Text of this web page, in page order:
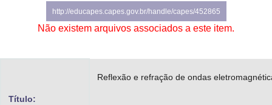
Banco Central do Brasil
http://educapes.capes.gov.br/handle/capes/452865
Não existem arquivos associados a este item.
Título:
Reflexão e refração de ondas